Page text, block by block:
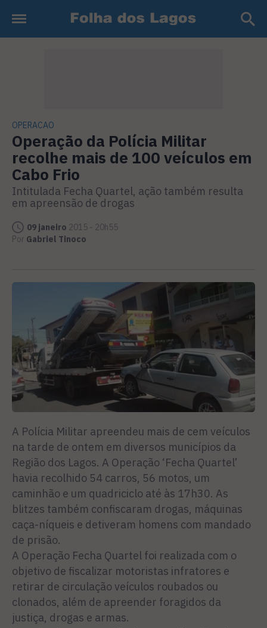
OPERACAO
Operação da Polícia Militar
recolhe mais de 100 veículos em
Cabo Frio
Intitulada Fecha Quartel, ação também resulta
em apreensão de drogas
09 janeiro 2015 - 20h55
Por Gabriel Tinoco
A Polícia Militar apreendeu mais de cem veículos
na tarde de ontem em diversos municípios da
Região dos Lagos. A Operação ‘Fecha Quartel’
havia recolhido 54 carros, 56 motos, um
caminhão e um quadriciclo até às 17h30. As
blitzes também confiscaram drogas, máquinas
caça-níqueis e detiveram homens com mandado
de prisão.
A Operação Fecha Quartel foi realizada com o
objetivo de fiscalizar motoristas infratores e
retirar de circulação veículos roubados ou
clonados, além de apreender foragidos da
justiça, drogas e armas.